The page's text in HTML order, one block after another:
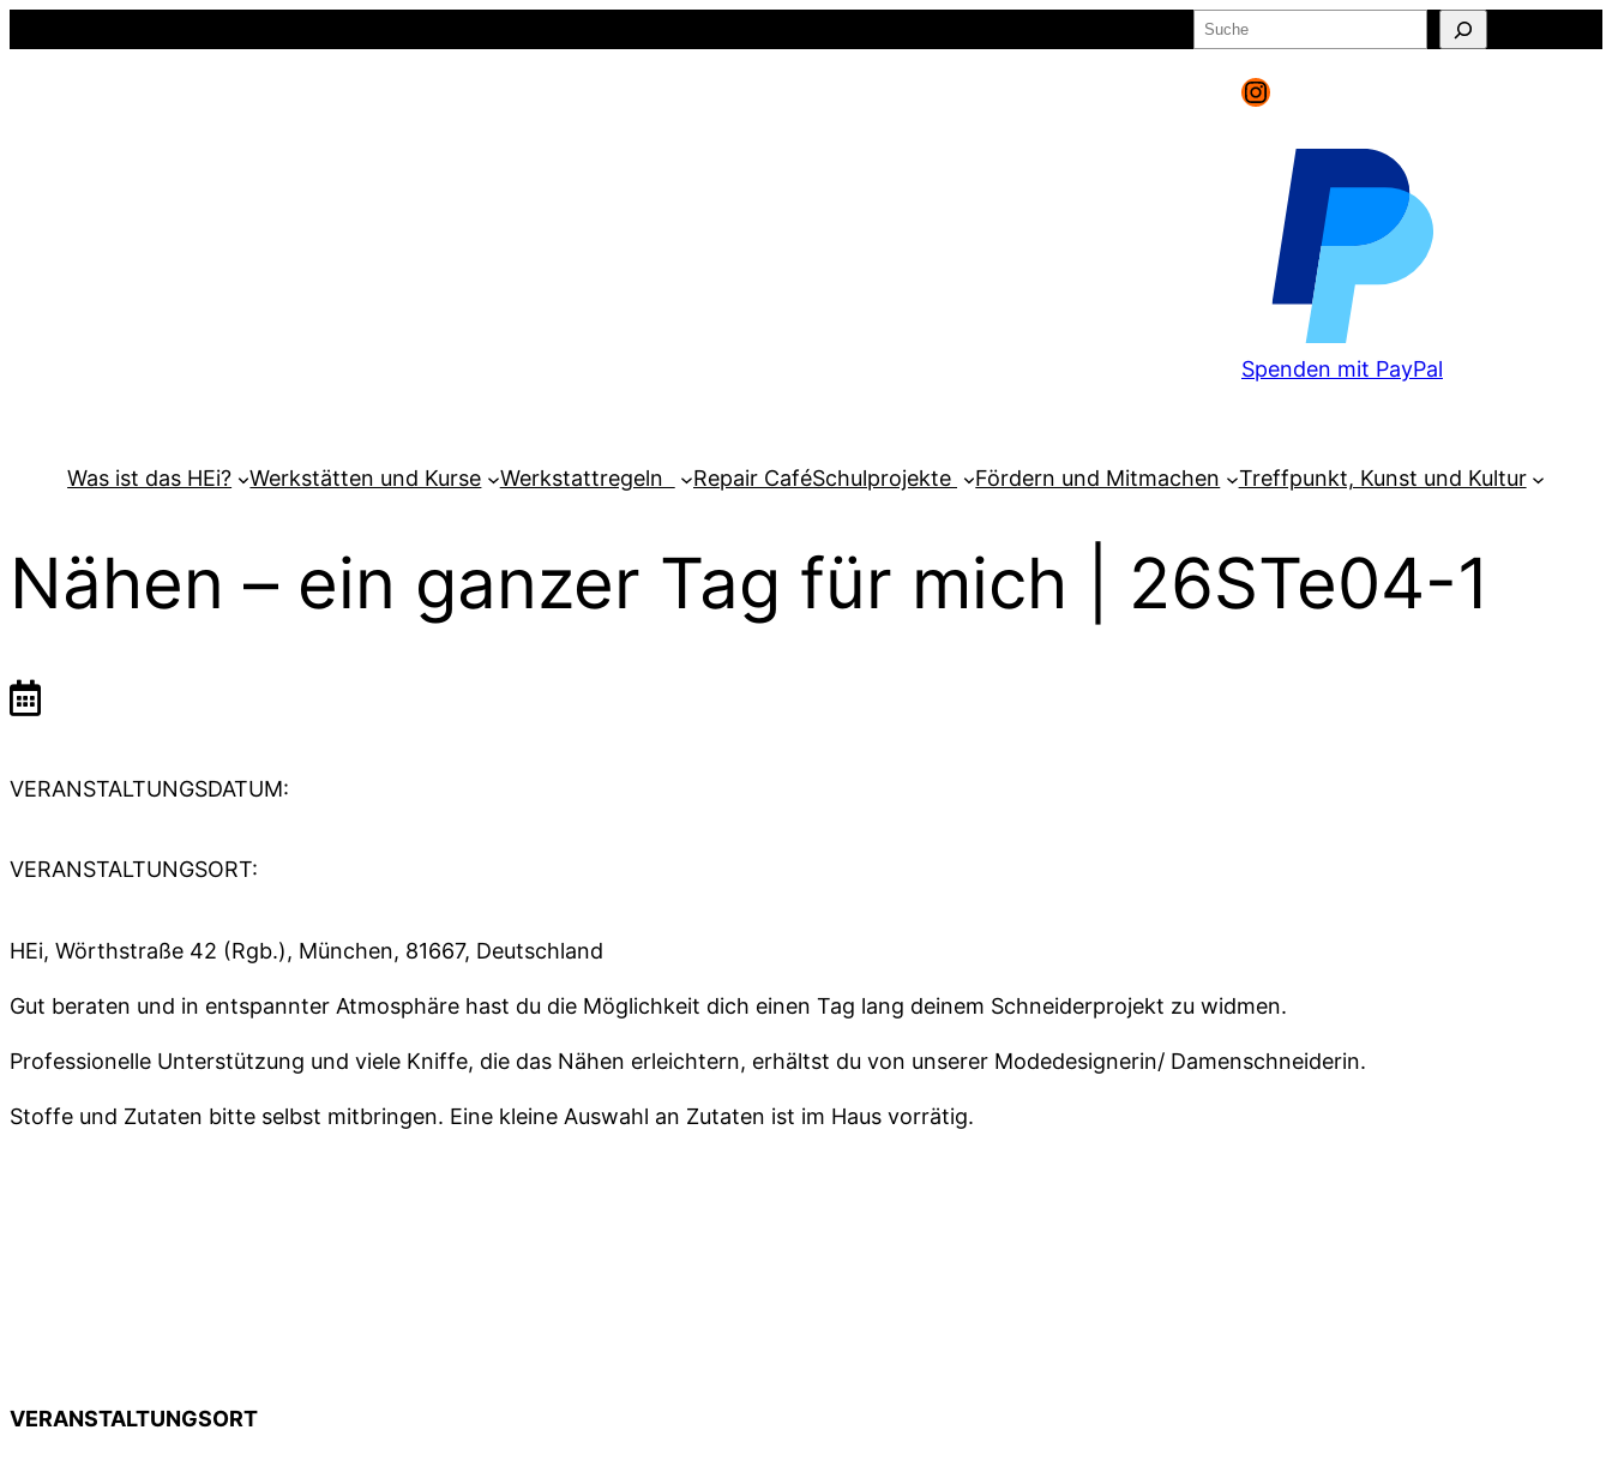
Suchen
Instagram
Spenden mit PayPal
Was ist das HEi? Werkstätten und Kurse Werkstattregeln Repair CaféSchulprojekte Fördern und Mitmachen Treffpunkt, Kunst und Kultur
Nähen – ein ganzer Tag für mich | 26STe04-1
VERANSTALTUNGSDATUM:
VERANSTALTUNGSORT:
HEi, Wörthstraße 42 (Rgb.), München, 81667, Deutschland
Gut beraten und in entspannter Atmosphäre hast du die Möglichkeit dich einen Tag lang deinem Schneiderprojekt zu widmen.
Professionelle Unterstützung und viele Kniffe, die das Nähen erleichtern, erhältst du von unserer Modedesignerin/ Damenschneiderin.
Stoffe und Zutaten bitte selbst mitbringen. Eine kleine Auswahl an Zutaten ist im Haus vorrätig.
VERANSTALTUNGSORT